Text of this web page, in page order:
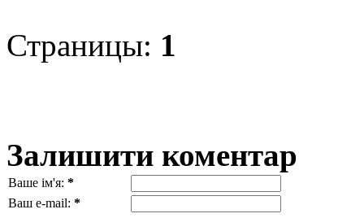
Страницы: 1
Залишити коментар
Ваше ім'я: *
Ваш e-mail: *